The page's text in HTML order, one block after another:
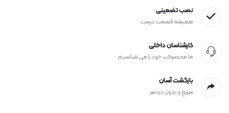
نصب تضمینی
همیشه قسمت درست
کارشناسان داخلی
ما محصولات خود را می شناسیم
بازگشت آسان
سریع و بدون دردسر